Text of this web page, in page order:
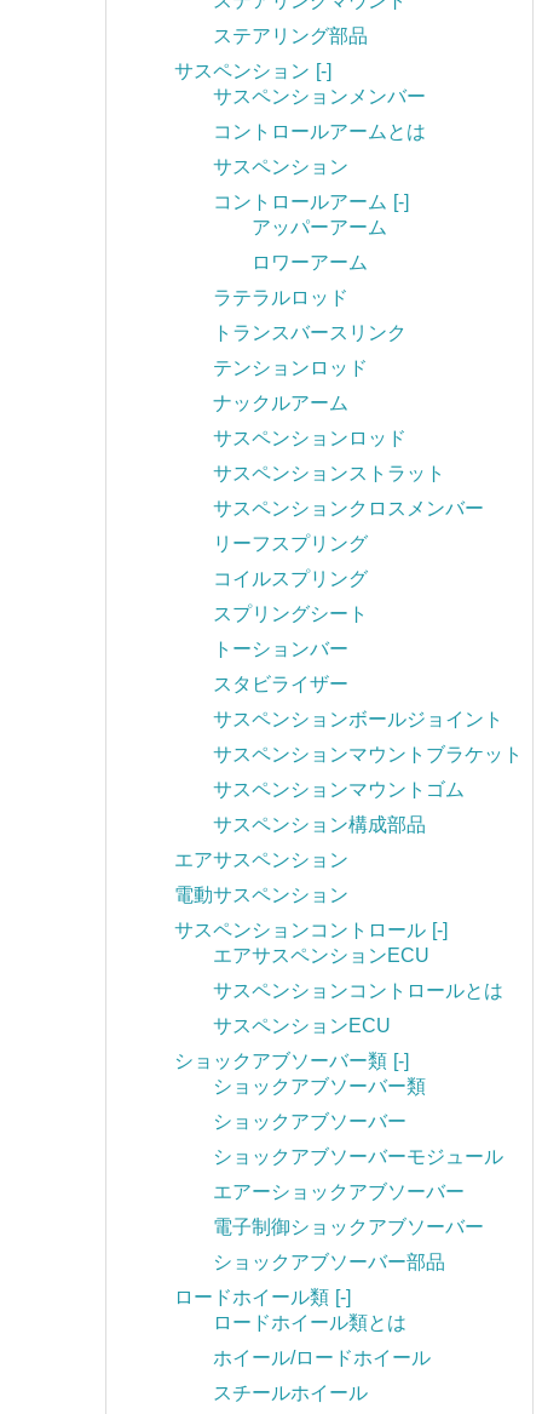
ステアリング部品
サスペンション [-]
サスペンションメンバー
コントロールアームとは
サスペンション
コントロールアーム [-]
アッパーアーム
ロワーアーム
ラテラルロッド
トランスバースリンク
テンションロッド
ナックルアーム
サスペンションロッド
サスペンションストラット
サスペンションクロスメンバー
リーフスプリング
コイルスプリング
スプリングシート
トーションバー
スタビライザー
サスペンションボールジョイント
サスペンションマウントブラケット
サスペンションマウントゴム
サスペンション構成部品
エアサスペンション
電動サスペンション
サスペンションコントロール [-]
エアサスペンションECU
サスペンションコントロールとは
サスペンションECU
ショックアブソーバー類 [-]
ショックアブソーバー類
ショックアブソーバー
ショックアブソーバーモジュール
エアーショックアブソーバー
電子制御ショックアブソーバー
ショックアブソーバー部品
ロードホイール類 [-]
ロードホイール類とは
ホイール/ロードホイール
スチールホイール